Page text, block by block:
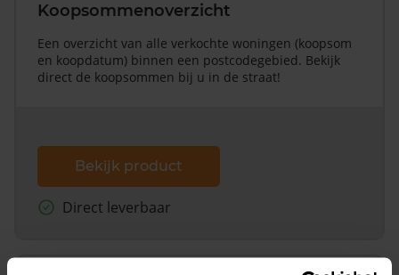
Koopsommenoverzicht
Een overzicht van alle verkochte woningen (koopsom
en koopdatum) binnen een postcodegebied. Bekijk
direct de koopsommen bij u in de straat!
Bekijk product
Direct leverbaar